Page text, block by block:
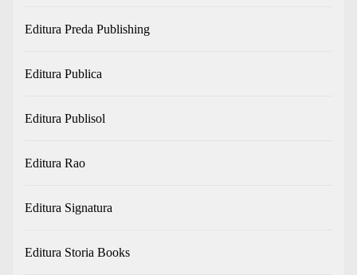
Editura Preda Publishing
Editura Publica
Editura Publisol
Editura Rao
Editura Signatura
Editura Storia Books